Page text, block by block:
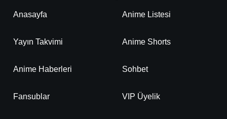
Anasayfa Anime Listesi
Yayın Takvimi Anime Shorts
Anime Haberleri Sohbet
Fansublar VIP Üyelik